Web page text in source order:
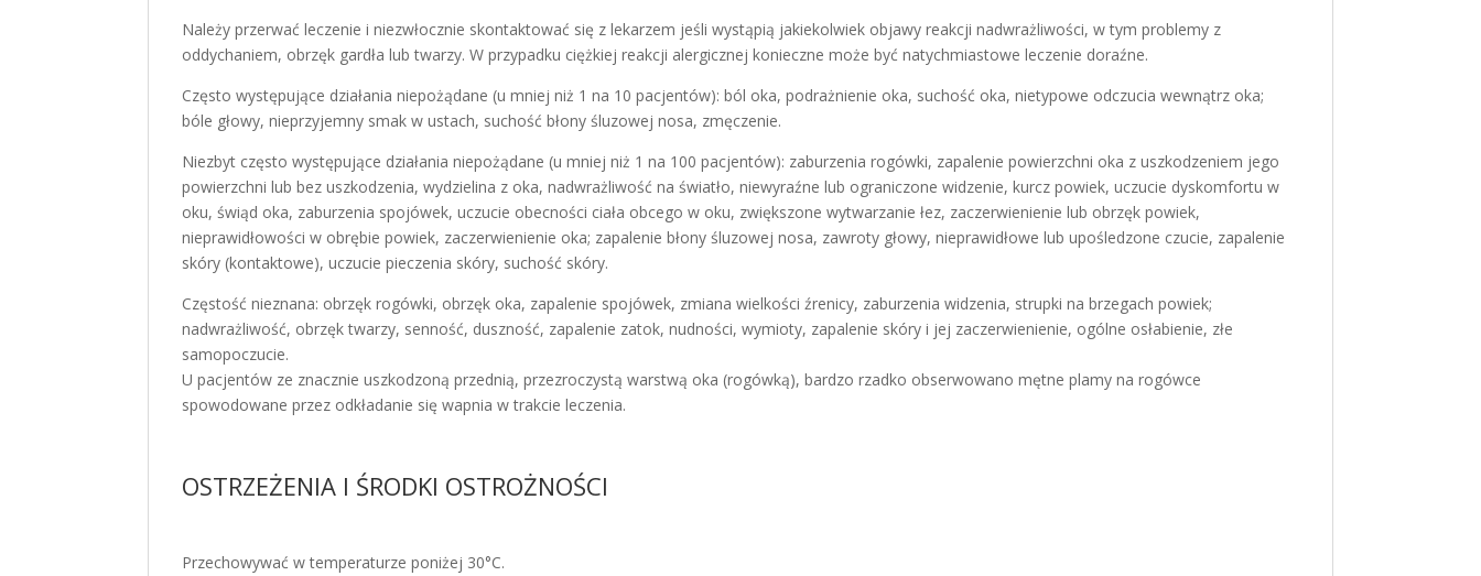
Należy przerwać leczenie i niezwłocznie skontaktować się z lekarzem jeśli wystąpią jakiekolwiek objawy reakcji nadwrażliwości, w tym problemy z
oddychaniem, obrzęk gardła lub twarzy. W przypadku ciężkiej reakcji alergicznej konieczne może być natychmiastowe leczenie doraźne.
Często występujące działania niepożądane (u mniej niż 1 na 10 pacjentów): ból oka, podrażnienie oka, suchość oka, nietypowe odczucia wewnątrz oka;
bóle głowy, nieprzyjemny smak w ustach, suchość błony śluzowej nosa, zmęczenie.
Niezbyt często występujące działania niepożądane (u mniej niż 1 na 100 pacjentów): zaburzenia rogówki, zapalenie powierzchni oka z uszkodzeniem jego
powierzchni lub bez uszkodzenia, wydzielina z oka, nadwrażliwość na światło, niewyraźne lub ograniczone widzenie, kurcz powiek, uczucie dyskomfortu w
oku, świąd oka, zaburzenia spojówek, uczucie obecności ciała obcego w oku, zwiększone wytwarzanie łez, zaczerwienienie lub obrzęk powiek,
nieprawidłowości w obrębie powiek, zaczerwienienie oka; zapalenie błony śluzowej nosa, zawroty głowy, nieprawidłowe lub upośledzone czucie, zapalenie
skóry (kontaktowe), uczucie pieczenia skóry, suchość skóry.
Częstość nieznana: obrzęk rogówki, obrzęk oka, zapalenie spojówek, zmiana wielkości źrenicy, zaburzenia widzenia, strupki na brzegach powiek;
nadwrażliwość, obrzęk twarzy, senność, duszność, zapalenie zatok, nudności, wymioty, zapalenie skóry i jej zaczerwienienie, ogólne osłabienie, złe
samopoczucie.
U pacjentów ze znacznie uszkodzoną przednią, przezroczystą warstwą oka (rogówką), bardzo rzadko obserwowano mętne plamy na rogówce
spowodowane przez odkładanie się wapnia w trakcie leczenia.
OSTRZEŻENIA I ŚRODKI OSTROŻNOŚCI
Przechowywać w temperaturze poniżej 30°C.